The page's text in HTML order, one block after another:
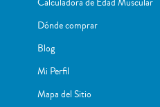
Calculadora de Edad Muscular
Dónde comprar
Blog
Mi Perfil
Mapa del Sitio